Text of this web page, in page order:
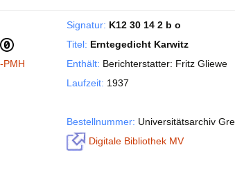
PMH
Signatur: K12 30 14 2 b o
Titel: Erntegedicht Karwitz
Enthält: Berichterstatter: Fritz Gliewe
Laufzeit: 1937
Bestellnummer: Universitätsarchiv
Digitale Bibliothek MV